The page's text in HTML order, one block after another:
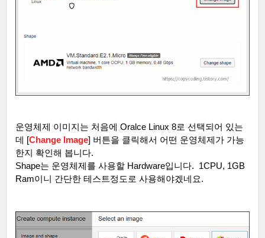
운영체제 이미지는 처음에 Oralce Linux 8로 선택되어 있는
데 [Change Image] 버튼을 클릭해서 어떤 운영체제가 가능
한지 확인해 봅니다.
Shape는 운영체제를 사용할 Hardware입니다. 1CPU, 1GB
Ram이니 간단한 테스트정도로 사용해야겠네요.